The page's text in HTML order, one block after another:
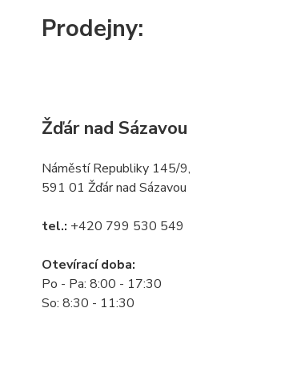
Prodejny:
Žďár nad Sázavou
Náměstí Republiky 145/9,
591 01 Žďár nad Sázavou
tel.: +420 799 530 549
Otevírací doba:
Po - Pa: 8:00 - 17:30
So: 8:30 - 11:30